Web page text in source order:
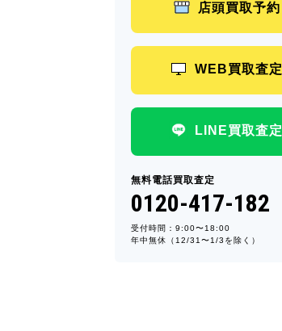
店頭買取予約
WEB買取査定
LINE買取査定
無料電話買取査定
0120-417-182
受付時間：9:00〜18:00
年中無休（12/31〜1/3を除く）